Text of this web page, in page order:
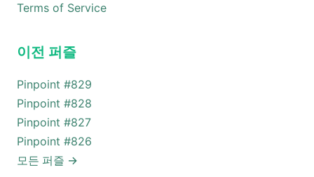
Terms of Service
이전 퍼즐
Pinpoint #829
Pinpoint #828
Pinpoint #827
Pinpoint #826
모든 퍼즐 →